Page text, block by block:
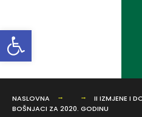
NASLOVNA
II IZMJENE I
BOŠNJACI ZA 2020. GODINU
Open toolbar